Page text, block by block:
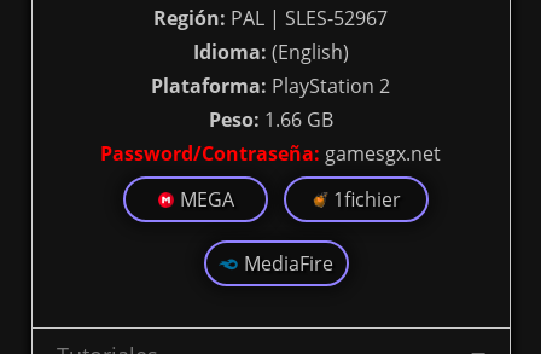
Región: PAL | SLES-52967
Idioma: (English)
Plataforma: PlayStation 2
Peso: 1.66 GB
Password/Contraseña: gamesgx.net
MEGA
1fichier
MediaFire